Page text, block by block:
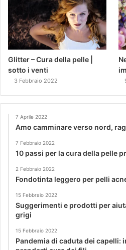
Glitter – Cura della pelle |
sotto i venti
3 Febbraio 2022
7 Aprile 2022
Amo camminare verso nord,
7 Febbraio 2022
10 passi per la cura della pelle
2 Febbraio 2022
Fondotinta leggero per pelli
15 Febbraio 2022
Suggerimenti e prodotti per
grigi
15 Febbraio 2022
Pandemia di caduta dei capelli: